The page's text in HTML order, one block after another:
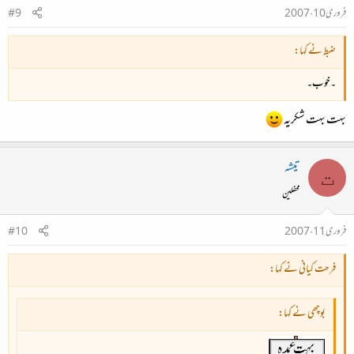
فروری 10، 2007
#9
ضبط نے کہا:
۔خوب۔
بہت بہت شکریہ
ت تیشہ
محفلین
فروری 11، 2007
#10
فرحت کیانی نے کہا:
بوچھی نے کہا: